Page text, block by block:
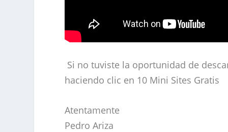
Si no tuviste la oportunidad de
haciendo clic en 10 Mini Sites Gratis
Atentamente
Pedro Ariza